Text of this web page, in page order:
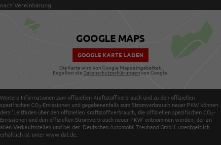
nach Vereinbarung
GOOGLE MAPS
GOOGLE KARTE LADEN
Die Karte wird von Google Maps eingebettet.
Es gelten die Datenschutzerklärungen von Google.
Weitere Informationen zum offiziellen Kraftstoffverbrauch und zu den offiziellen
spezifischen CO 2-Emissionen und gegebenenfalls zum Stromverbrauch neuer PKW können
dem 'Leitfaden über den offiziellen Kraftstoffverbrauch, die offiziellen spezifischen CO 2-
Emissionen und den offiziellen Stromverbrauch neuer PKW' entnommen werden, der an
allen Verkaufsstellen und bei der 'Deutschen Automobil Treuhand GmbH' unentgeltlich
erhältlich ist unter www.dat.de.